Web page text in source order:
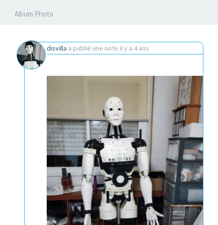
Album Photo
disvilla a publié une note il y a 4 ans